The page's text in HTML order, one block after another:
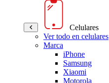
Celulares
Ver todo en celulares
Marca
iPhone
Samsung
Xiaomi
Motorola